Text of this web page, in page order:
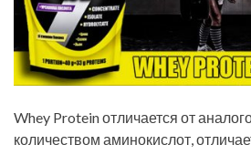
Whey Protein отличается от
количеством аминокислот,